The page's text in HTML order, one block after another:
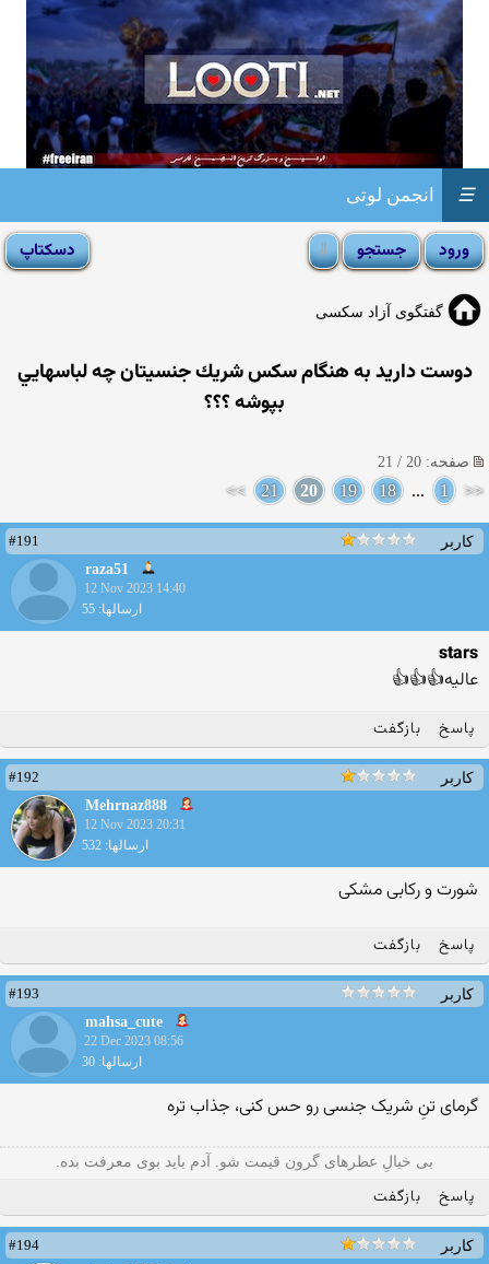
انجمن لوتی ☰
گفتگوی آزاد سکسی
دوست داريد به هنگام سكس شريك جنسيتان چه لباسهايي
بپوشه ؟؟؟
صفحه: 20 / 21
<<
1
...
18
19
20
21
>>
کاربر
#191
raza51
12 Nov 2023 14:40
ارسالها: 55
stars
عالیه👍👍👍
پاسخ بازگفت
کاربر
#192
Mehrnaz888
12 Nov 2023 20:31
ارسالها: 532
شورت و رکابی مشکی
پاسخ بازگفت
کاربر
#193
mahsa_cute
22 Dec 2023 08:56
ارسالها: 30
گرمای تنِ شریک جنسی رو حس کنی، جذاب تره
بی خیالِ عطرهای گرون قیمت شو. آدم باید بوی معرفت بده.
پاسخ بازگفت
کاربر
#194